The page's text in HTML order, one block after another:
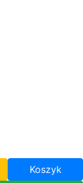
Koszyk